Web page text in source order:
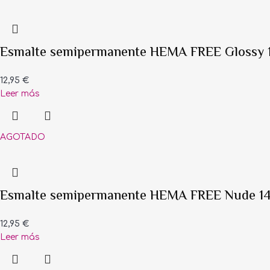
Esmalte semipermanente HEMA FREE Glossy
12,95 €
Leer más
AGOTADO
Esmalte semipermanente HEMA FREE Nude
12,95 €
Leer más